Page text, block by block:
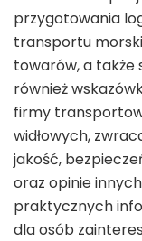
przygotowania
transportu
towarów, a także
również
firmy
widłowych,
jakość,
oraz opinie
praktycznych
dla osób